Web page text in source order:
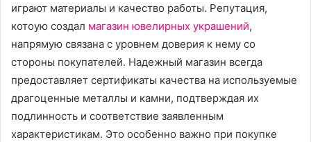
играют материалы и качество работы. Репутация,
котоую создал магазин ювелирных украшений,
напрямую связана с уровнем доверия к нему со
стороны покупателей. Надежный магазин всегда
предоставляет сертификаты качества на используемые
драгоценные металлы и камни, подтверждая их
подлинность и соответствие заявленным
характеристикам. Это особенно важно при покупке